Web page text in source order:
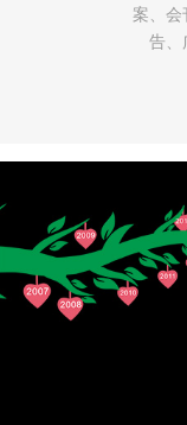
案、会
告、